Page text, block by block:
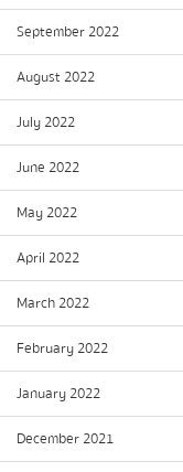
September 2022
August 2022
July 2022
June 2022
May 2022
April 2022
March 2022
February 2022
January 2022
December 2021